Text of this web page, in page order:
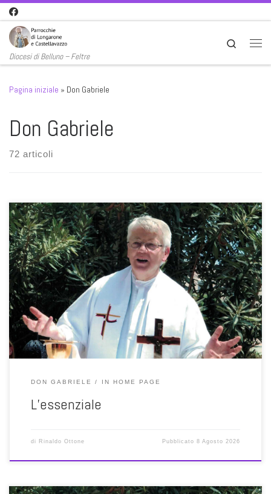
Passa al contenuto
Diocesi di Belluno – Feltre
Search
Pagina iniziale » Don Gabriele
Don Gabriele
72 articoli
È anche il titolo di una bella canzone di Marco Mengoni che, nel
ritornello, risponde a una domanda implicita: “tu, da sempre, sei per
me l’essenziale”. Ecco, in fondo don Gabriele ci invita a rispondere
alla stessa domanda: che cosa, o meglio, chi è per noi davvero
essenziale? E ci […]
DON GABRIELE IN HOME PAGE
L’essenziale
di Rinaldo Ottone Pubblicato8 Agosto 2026